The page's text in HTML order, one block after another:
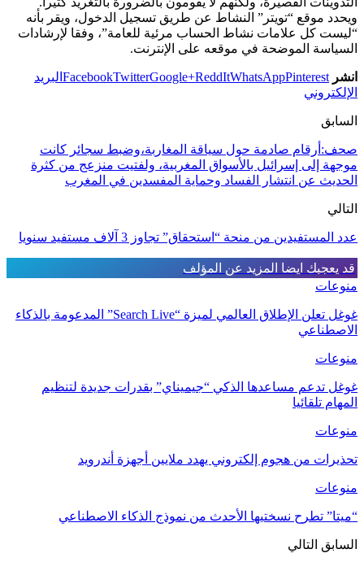
ويحدد موقع “تويتر” النشاط عن طريق تسجيل الدخول، ويقر بأنه
“ليست كل علامات نشاط الحساب مرئية للعامة”، وفقا لإرشادات
السياسة الموضحة في موقعه على الإنترنت.
انشر FacebookTwitterGoogle+ReddItWhatsAppPinterest
البريد
الإلكتروني
السابق
صحف:أرقام صادمة حول سياقة المغاربة،وضبط سجائر كانت
موجهة إلى إسرائيل بالأسواق المغربية، ولفتيت منزعج من كثرة
الحديث عن انتشار الفساد وحماية المفسدين في المغرب
التالي
عدد المستفيدين من منحة “استحقاق” تجاوز 3 آلاف مستفيد سنويا
قد يعجبك ايضا المزيد عن المؤلف
منوعات
غوغل تعلن الإطلاق العالمي لميزة “Search Live” المدعومة بالذكاء
الاصطناعي
منوعات
غوغل تدعم مساعدها الذكي “جيميناي” بقدرات جديدة لتنظيم
المهام تلقائيا
منوعات
تحذيرات من هجوم إلكتروني يهدد ملايين أجهزة أندرويد
منوعات
“ميتا” تطرح نسختيها الأحدث من نموذج الذكاء الاصطناعي
السابق التالي